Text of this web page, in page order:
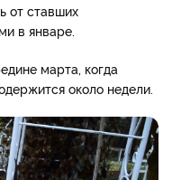
от ставших
в январе.
марта, когда
около недели.